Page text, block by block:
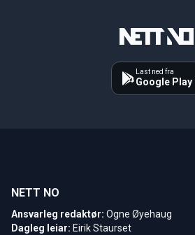
Last ned fra
Google Play
NETT NO
Ansvarleg redaktør: Ogne Øyehaug
Dagleg leiar: Eirik Staurset